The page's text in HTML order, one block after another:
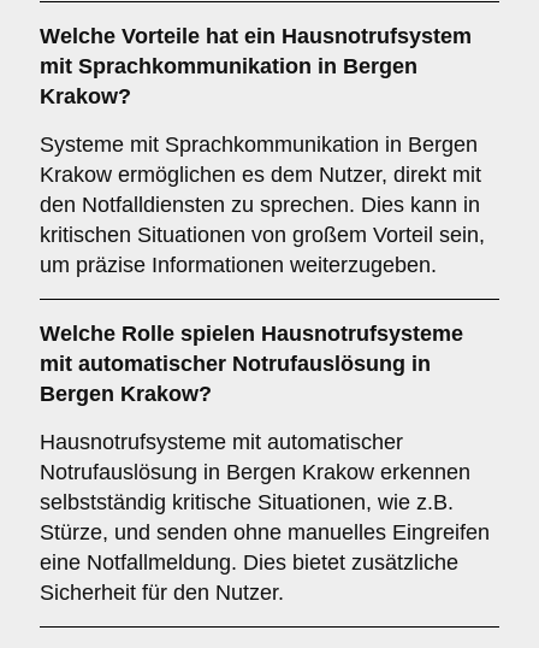
Welche Vorteile hat ein Hausnotrufsystem
mit Sprachkommunikation in Bergen
Krakow?
Systeme mit Sprachkommunikation in Bergen
Krakow ermöglichen es dem Nutzer, direkt mit
den Notfalldiensten zu sprechen. Dies kann in
kritischen Situationen von großem Vorteil sein,
um präzise Informationen weiterzugeben.
Welche Rolle spielen Hausnotrufsysteme
mit automatischer Notrufauslösung in
Bergen Krakow?
Hausnotrufsysteme mit automatischer
Notrufauslösung in Bergen Krakow erkennen
selbstständig kritische Situationen, wie z.B.
Stürze, und senden ohne manuelles Eingreifen
eine Notfallmeldung. Dies bietet zusätzliche
Sicherheit für den Nutzer.